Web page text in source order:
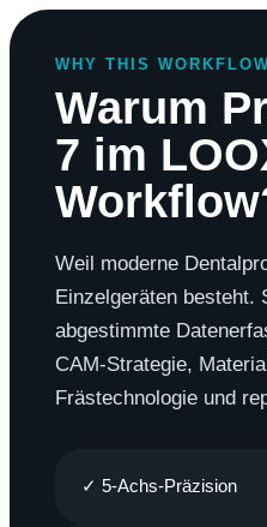
WHY THIS
Warum
7 im
Weil moderne
Einzelgeräten besteht.
abgestimmte
CAM-Strategie,
Frästechnologie und
✓ 5-Achs-Präzision